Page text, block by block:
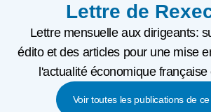
Lettre de
Lettre mensuelle aux dirigeants:
édito et des articles pour une mise
l'actualité économique
Voir toutes les publications de